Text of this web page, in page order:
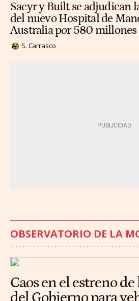
Sacyr y Built se adjudican
del nuevo Hospital de
Australia por 580 millones
S. Carrasco
OBSERVATORIO DE LA
Caos en el estreno de